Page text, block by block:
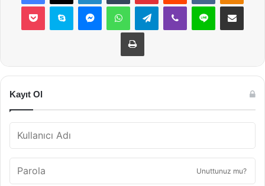
Pocket Skype MessengerWhatsAppTelegramViber Line E-Posta ile
Yazdır
Kayıt Ol
Unuttunuz mu?